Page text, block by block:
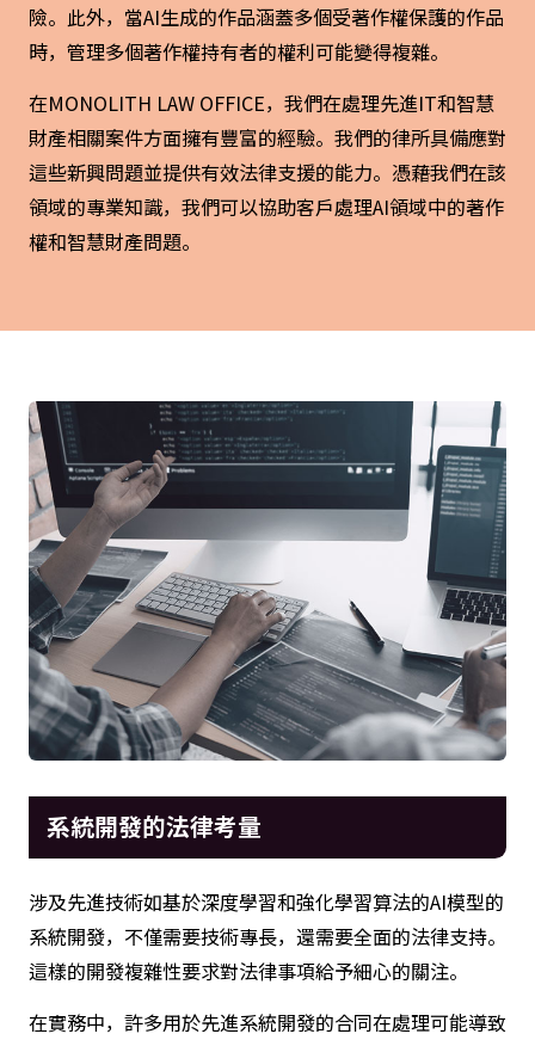
險。此外，當AI生成的作品涵蓋多個受著作權保護的作品
時，管理多個著作權持有者的權利可能變得複雜。
在MONOLITH LAW OFFICE，我們在處理先進IT和智慧
財產相關案件方面擁有豐富的經驗。我們的律所具備應對
這些新興問題並提供有效法律支援的能力。憑藉我們在該
領域的專業知識，我們可以協助客戶處理AI領域中的著作
權和智慧財產問題。
系統開發的法律考量
涉及先進技術如基於深度學習和強化學習算法的AI模型的
系統開發，不僅需要技術專長，還需要全面的法律支持。
這樣的開發複雜性要求對法律事項給予細心的關注。
在實務中，許多用於先進系統開發的合同在處理可能導致